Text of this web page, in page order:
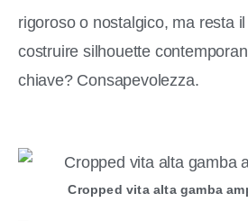
rigoroso o nostalgico, ma resta
costruire silhouette
chiave? Consapevolezza.
Cropped vita alta gamba